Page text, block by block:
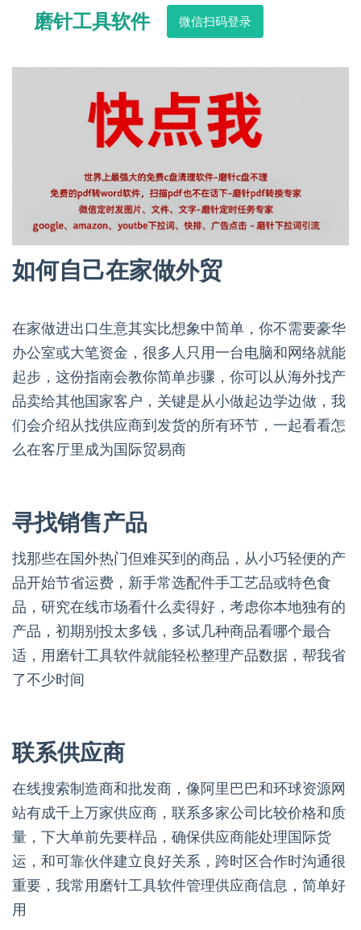
磨针工具软件 微信扫码登录
如何自己在家做外贸
在家做进出口生意其实比想象中简单，你不需要豪华
办公室或大笔资金，很多人只用一台电脑和网络就能
起步，这份指南会教你简单步骤，你可以从海外找产
品卖给其他国家客户，关键是从小做起边学边做，我
们会介绍从找供应商到发货的所有环节，一起看看怎
么在客厅里成为国际贸易商
寻找销售产品
找那些在国外热门但难买到的商品，从小巧轻便的产
品开始节省运费，新手常选配件手工艺品或特色食
品，研究在线市场看什么卖得好，考虑你本地独有的
产品，初期别投太多钱，多试几种商品看哪个最合
适，用磨针工具软件就能轻松整理产品数据，帮我省
了不少时间
联系供应商
在线搜索制造商和批发商，像阿里巴巴和环球资源网
站有成千上万家供应商，联系多家公司比较价格和质
量，下大单前先要样品，确保供应商能处理国际货
运，和可靠伙伴建立良好关系，跨时区合作时沟通很
重要，我常用磨针工具软件管理供应商信息，简单好
用